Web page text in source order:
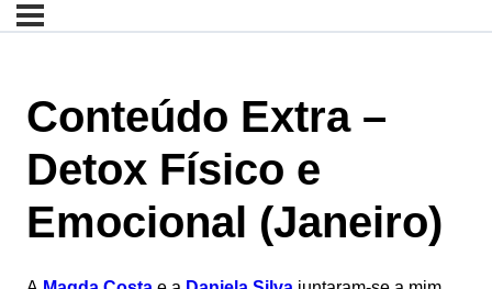
Conteúdo Extra –
Detox Físico e
Emocional (Janeiro)